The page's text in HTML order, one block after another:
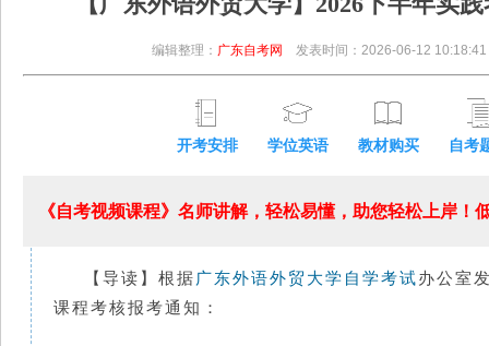
编辑整理： 广东自考网 发表时间：2026-06-12 10:18:41
开考安排 学位英语 教材购买 自考
《自考视频课程》名师讲解，轻松易懂，助您轻松上岸！
【导读】根据 广东外语外贸大学 自学考试办公室
课程考核报考通知：